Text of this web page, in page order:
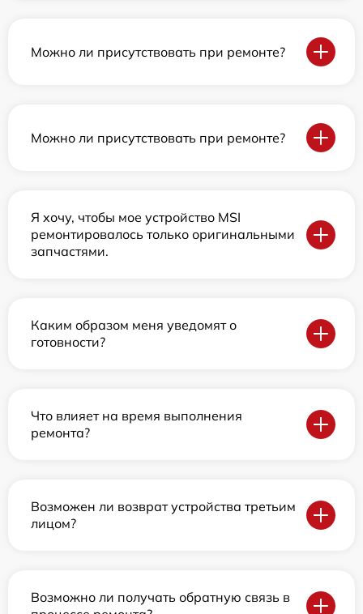
Можно ли присутствовать при ремонте?
Можно ли присутствовать при ремонте?
Я хочу, чтобы мое устройство MSI
ремонтировалось только оригинальными
запчастями.
Каким образом меня уведомят о
готовности?
Что влияет на время выполнения
ремонта?
Возможен ли возврат устройства третьим
лицом?
Возможно ли получать обратную связь в